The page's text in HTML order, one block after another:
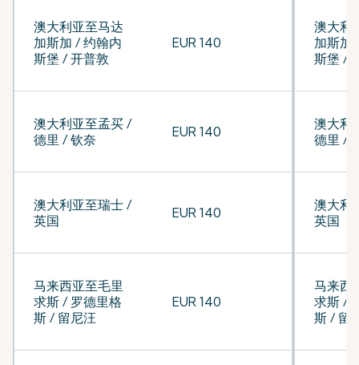
澳大利亚至马达
加斯加 / 约翰内
斯堡 / 开普敦
EUR 140
澳大利亚至孟买 /
德里 / 钦奈
EUR 140
澳大利亚至瑞士 /
英国
EUR 140
马来西亚至毛里
求斯 / 罗德里格
斯 / 留尼汪
EUR 140
澳大利
加斯加
斯堡 /
澳大利
德里 /
澳大利
英国
马来西
求斯 /
斯 / 留